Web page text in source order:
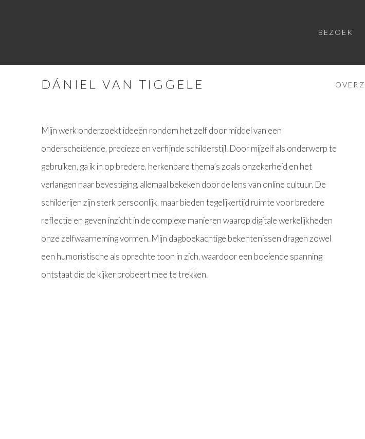
BEZOEK
DÁNIEL VAN TIGGELE
Mijn werk onderzoekt ideeën rondom het zelf door middel van een
onderscheidende, precieze en verfijnde schilderstijl. Door mijzelf als onderwerp te
gebruiken, ga ik in op bredere, herkenbare thema’s zoals onzekerheid en het
verlangen naar bevestiging, allemaal bekeken door de lens van online cultuur. De
schilderijen zijn sterk persoonlijk, maar bieden tegelijkertijd ruimte voor bredere
reflectie en geven inzicht in de complexe manieren waarop digitale werkelijkheden
onze zelfwaarneming vormen. Mijn dagboekachtige bekentenissen dragen zowel
een humoristische als oprechte toon in zich, waardoor een boeiende spanning
ontstaat die de kijker probeert mee te trekken.